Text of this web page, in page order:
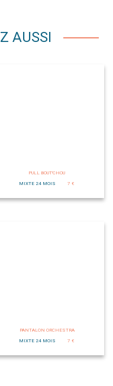
AUSSI
PULL BOUT'CHOU
MIXTE 24 MOIS
7 €
PANTALON ORCHESTRA
MIXTE 24 MOIS
7 €